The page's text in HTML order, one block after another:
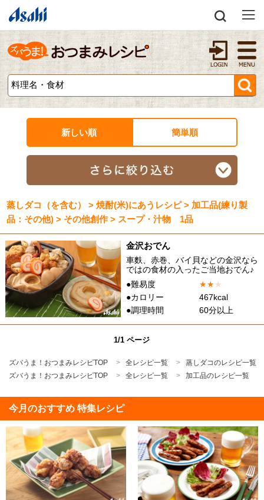
新しい順 簡単順
蒸しダコ（を含む） > 焼酎(米)にあうレシピ > 加工品(練り製
品：その他) > その他創作 > スープ・汁物 1品
金沢おでん
車麩、赤巻、バイ貝などの金沢なら
ではの食材の入ったご当地おでん♪
●難易度
★★★
●カロリー
467kcal
●調理時間
60分以上
1/1 ページ
ズバうま！おつまみレシピTOP 全レシピ一覧
蒸しダコのレシピ一覧
ズバうま！おつまみレシピTOP
全レシピ一覧 加工品のレシピ一覧
今月のおすすめ 特集レシピ